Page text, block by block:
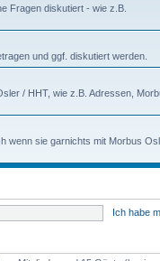
Fragen diskutiert - wie z.B.
und ggf. diskutiert werden.
/ HHT, wie z.B. Adressen,
wenn sie garnichts mit Morbus
Ich habe